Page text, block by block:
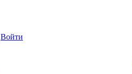
Войти